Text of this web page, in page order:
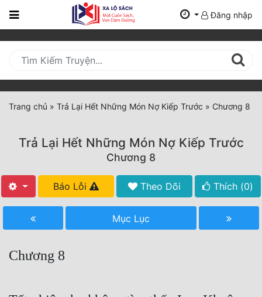
Trang
Mới
Cập
Nhật
(current)
Tất Cả
Đăng nhập
Trang chủ » Trả Lại Hết Những Món Nợ Kiếp Trước » Chương 8
Trả Lại Hết Những Món Nợ Kiếp Trước
Chương 8
Báo Lỗi Theo Dõi Thích (0)
Mục Lục
Chương 8